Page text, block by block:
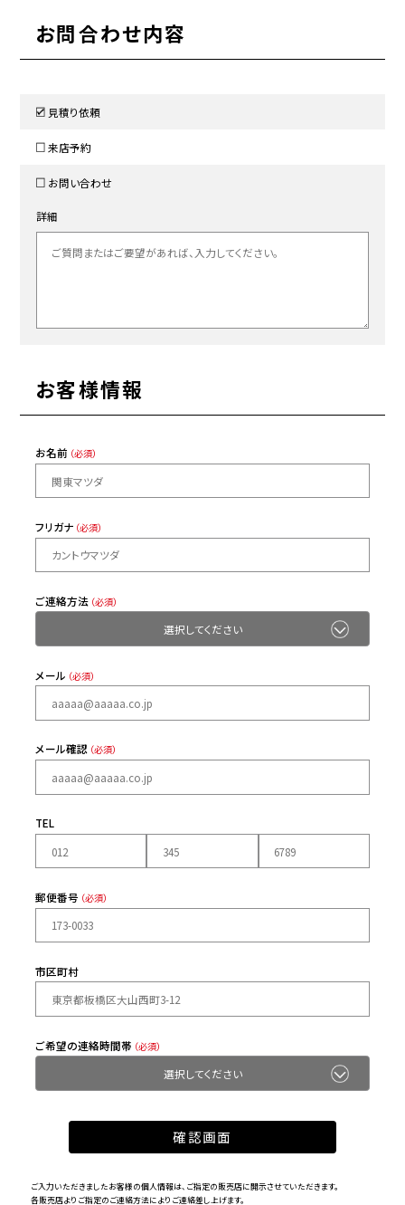
お問合わせ内容
見積り依頼
来店予約
お問い合わせ
詳細
お客様情報
お名前 （必須）
フリガナ （必須）
ご連絡方法 （必須）
メール （必須）
メール確認 （必須）
TEL
郵便番号 （必須）
市区町村
ご希望の連絡時間帯 （必須）
ご入力いただきましたお客様の個人情報は、ご指定の販売店に開示させていただきます。
各販売店よりご指定のご連絡方法によりご連絡差し上げます。